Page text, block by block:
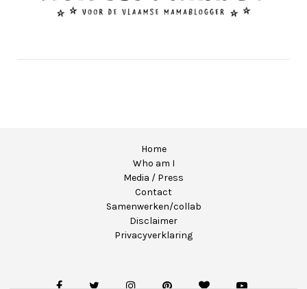
Home
Who am I
Media / Press
Contact
Samenwerken/collab
Disclaimer
Privacyverklaring